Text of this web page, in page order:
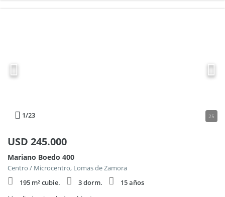
1/23 25
USD 245.000
Mariano Boedo 400
Centro / Microcentro, Lomas de Zamora
195 m² cubie.
3 dorm.
15 años